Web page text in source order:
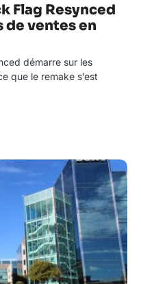
Flag Resynced
de ventes en
démarre sur les
que le remake s’est